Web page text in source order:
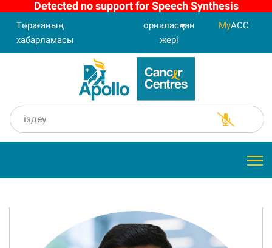
Detected no support for Speech Synthesis
Төрағаның
хабарламасы
орналасқан
жері
MyACC